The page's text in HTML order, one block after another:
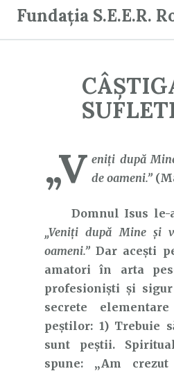
Fundația S.E.E.R.
„V eniţi după
de oameni.”
Domnul Isus le-a
„Veniţi după Mine şi
oameni.” Dar acești
amatori în arta
profesioniști și
secrete
peștilor: 1) Trebuie
sunt peștii.
spune: „Am